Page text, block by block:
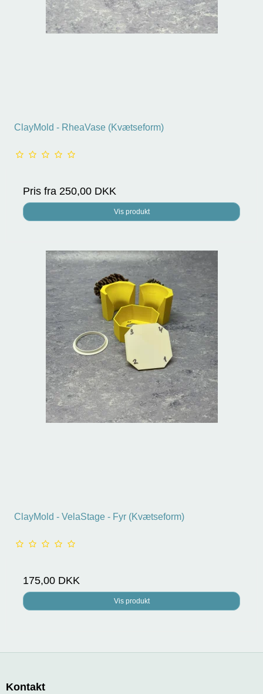
ClayMold - RheaVase (Kvætseform)
Pris fra 250,00 DKK
Vis produkt
ClayMold - VelaStage - Fyr (Kvætseform)
175,00 DKK
Vis produkt
Kontakt